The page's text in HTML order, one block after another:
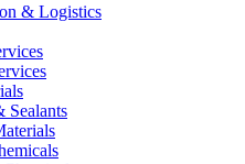
& Logistics
Sealants